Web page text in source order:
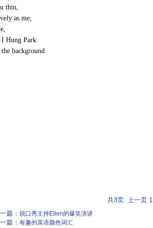
thin,
as me;
I Hung Park.
background
共3页: 上一页 1
篇： 脱口秀主持Ellen的爆笑演讲
篇： 有趣的英语颜色词汇